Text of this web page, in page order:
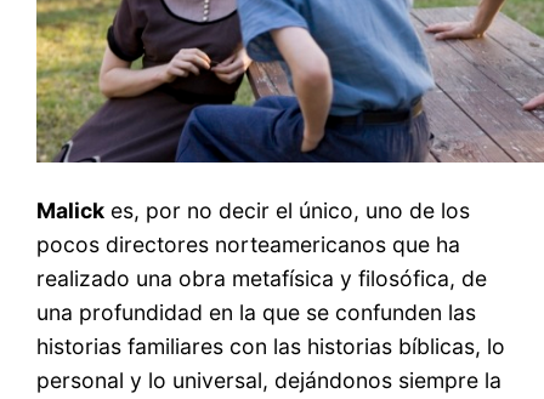
Malick es, por no decir el único, uno de los
pocos directores norteamericanos que ha
realizado una obra metafísica y filosófica, de
una profundidad en la que se confunden las
historias familiares con las historias bíblicas, lo
personal y lo universal, dejándonos siempre la